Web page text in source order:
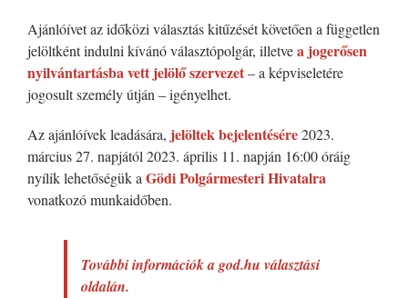
Ajánlóívet az időközi választás kitűzését követően a független
jelöltként indulni kívánó választópolgár, illetvea jogerősen
nyilvántartásba vett jelölő szervezet– a képviseletére
jogosult személy útján – igényelhet.
Az ajánlóívek leadására, jelöltek bejelentésére2023.
március 27. napjától 2023. április 11. napján 16:00 óráig
nyílik lehetőségük a Gödi Polgármesteri Hivatalra
vonatkozó munkaidőben.
További információk a god.hu választási
oldalán.